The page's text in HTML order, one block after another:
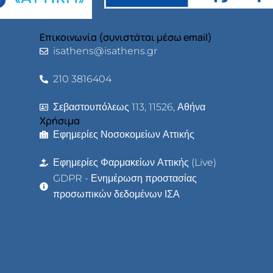
Επικοινωνία (συνιστάται μέσω email)
isathens@isathens.gr
210 3816404
Σεβαστουπόλεως 113, 11526, Αθήνα
Χρήσιμα
Εφημερίες Νοσοκομείων Αττικής
Εφημερίες Φαρμακείων Αττικής (Live)
GDPR - Ενημέρωση προστασίας
προσωπικών δεδομένων ΙΣΑ